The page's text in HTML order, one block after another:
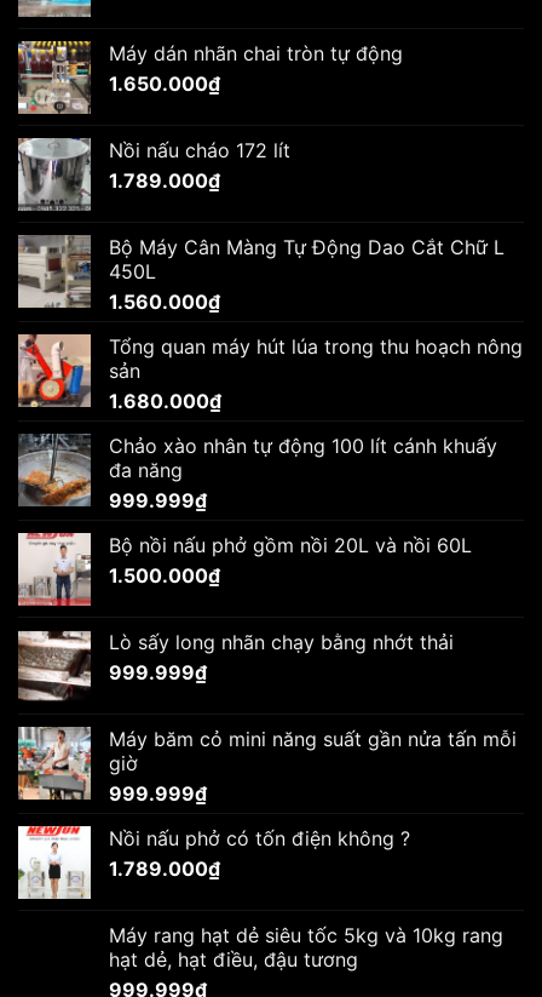
Máy dán nhãn chai tròn tự động
1.650.000₫
Nồi nấu cháo 172 lít
1.789.000₫
Bộ Máy Cân Màng Tự Động Dao Cắt Chữ L
450L
1.560.000₫
Tổng quan máy hút lúa trong thu hoạch nông
sản
1.680.000₫
Chảo xào nhân tự động 100 lít cánh khuấy
đa năng
999.999₫
Bộ nồi nấu phở gồm nồi 20L và nồi 60L
1.500.000₫
Lò sấy long nhãn chạy bằng nhớt thải
999.999₫
Máy băm cỏ mini năng suất gần nửa tấn mỗi
giờ
999.999₫
Nồi nấu phở có tốn điện không ?
1.789.000₫
Máy rang hạt dẻ siêu tốc 5kg và 10kg rang
hạt dẻ, hạt điều, đậu tương
999.999₫